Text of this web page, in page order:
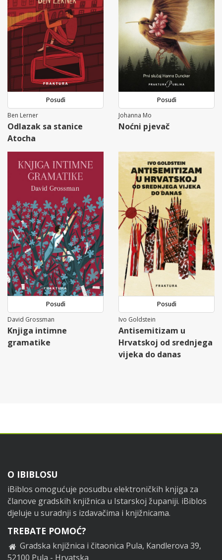
Posudi
Ben Lerner
Odlazak sa stanice
Atocha
Posudi
Johanna Mo
Noćni pjevač
Posudi
David Grossman
Knjiga intimne
gramatike
Posudi
Ivo Goldstein
Antisemitizam u
Hrvatskoj od srednjega
vijeka do danas
Footer
O IBIBLOSU
iBiblos omogućuje posudbu elektroničkih knjiga za
članove gradskih knjižnica u Istarskoj županiji. iBiblos
djeluje u suradnji s izdavačima i knjižnicama.
TREBATE POMOĆ?
Gradska knjižnica i čitaonica Pula, Kandlerova 39,
52100 Pula - Hrvatska